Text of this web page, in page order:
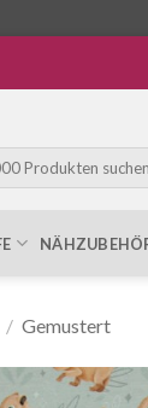
/ Gemustert